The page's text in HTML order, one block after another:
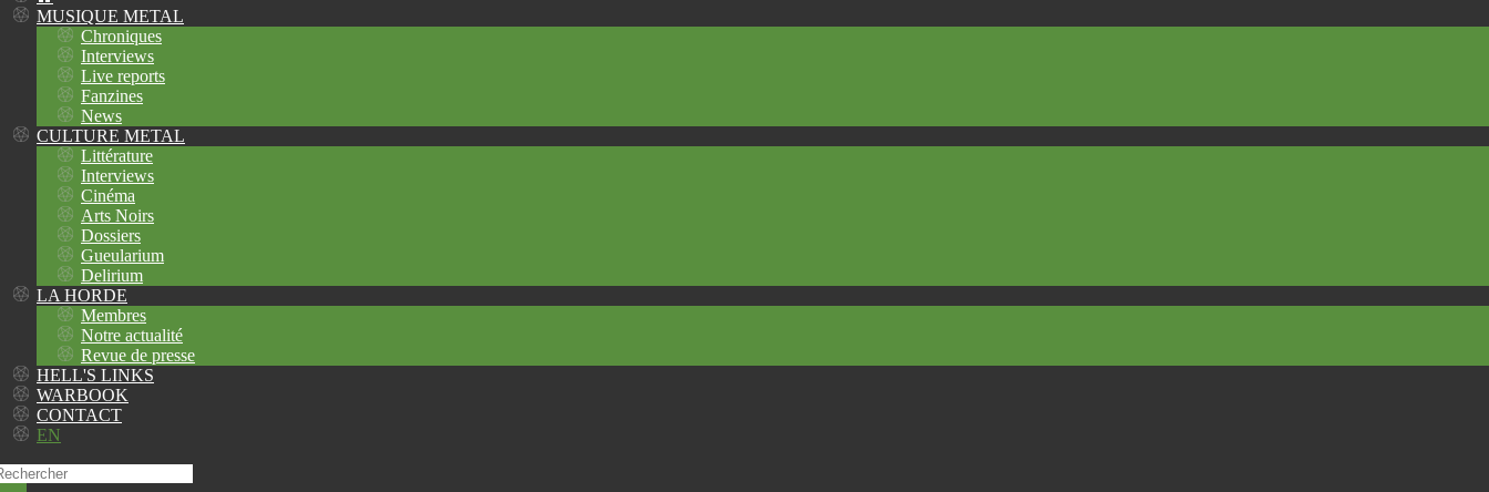
MUSIQUE METAL
Chroniques
Interviews
Live reports
Fanzines
News
CULTURE METAL
Littérature
Interviews
Cinéma
Arts Noirs
Dossiers
Gueularium
Delirium
LA HORDE
Membres
Notre actualité
Revue de presse
HELL'S LINKS
WARBOOK
CONTACT
EN